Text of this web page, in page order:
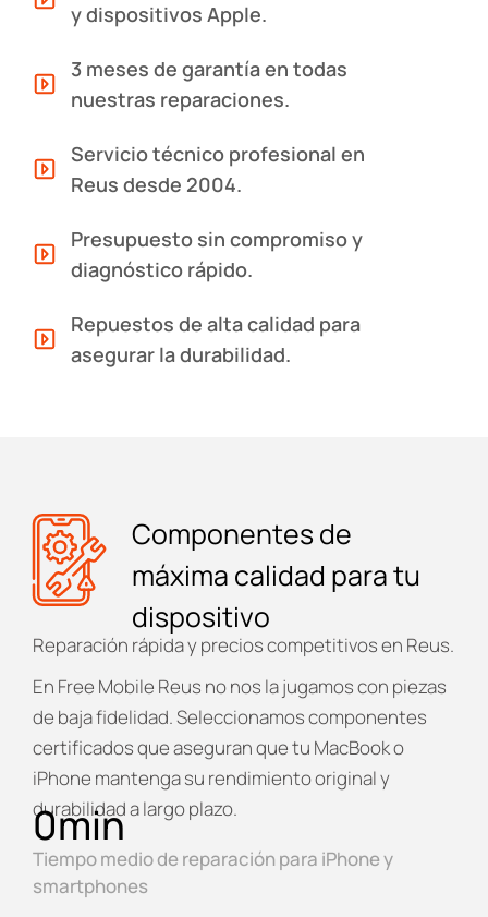
y dispositivos Apple.
3 meses de garantía en todas
nuestras reparaciones.
Servicio técnico profesional en
Reus desde 2004.
Presupuesto sin compromiso y
diagnóstico rápido.
Repuestos de alta calidad para
asegurar la durabilidad.
Componentes de
máxima calidad para tu
dispositivo
Reparación rápida y precios competitivos en Reus.
En Free Mobile Reus no nos la jugamos con piezas
de baja fidelidad. Seleccionamos componentes
certificados que aseguran que tu MacBook o
iPhone mantenga su rendimiento original y
durabilidad a largo plazo.
Tiempo medio de reparación para iPhone y
smartphones
0min